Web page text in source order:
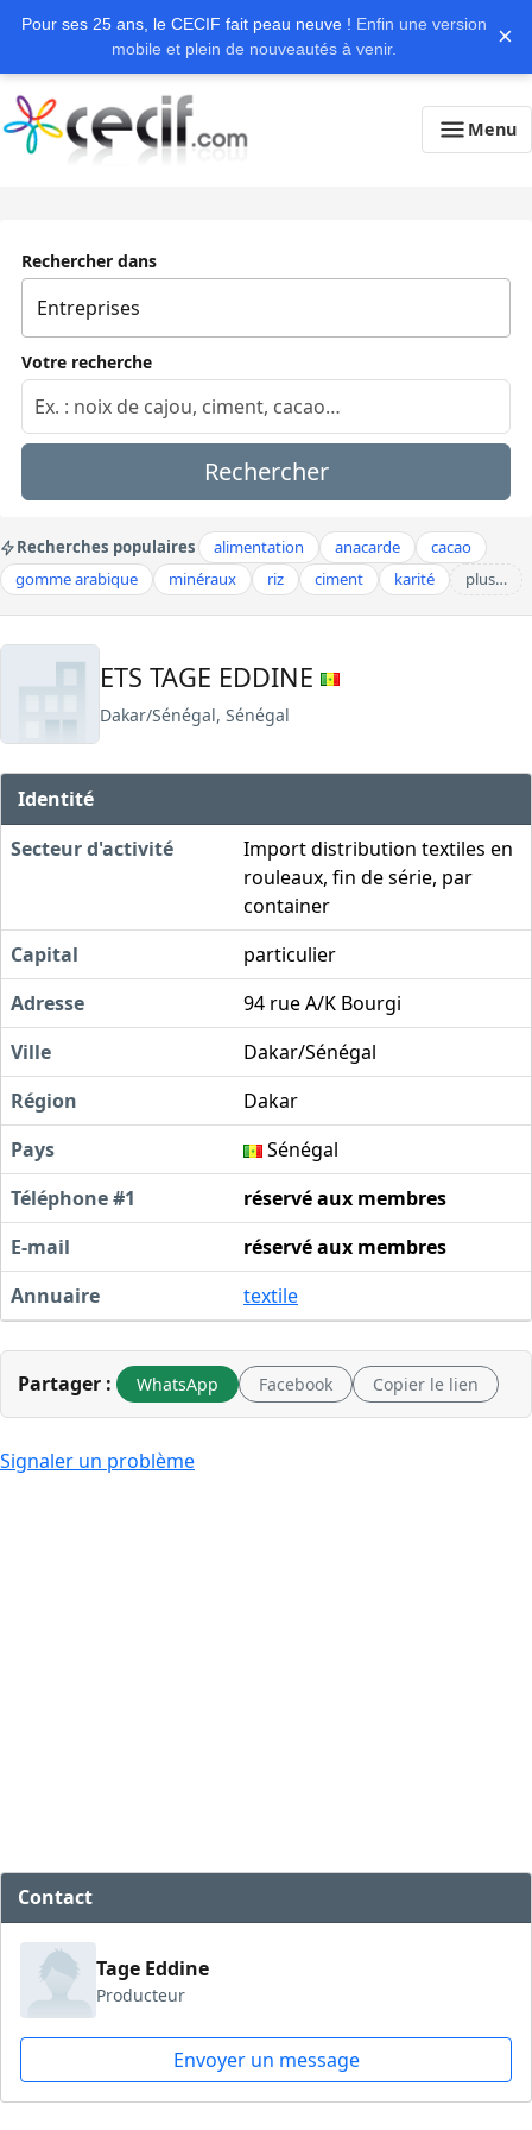
Pour ses 25 ans, le CECIF fait peau neuve ! Enfin une version
mobile et plein de nouveautés à venir.
×
Menu
Rechercher dans
Votre recherche
Rechercher
Recherches populaires alimentation anacarde
cacao
gomme arabique
minéraux riz ciment karité plus…
ETS TAGE EDDINE
Dakar/Sénégal, Sénégal
Identité
Secteur d'activité
Import distribution textiles en
rouleaux, fin de série, par
container
Capital
particulier
Adresse
94 rue A/K Bourgi
Ville
Dakar/Sénégal
Région
Dakar
Pays
Sénégal
Téléphone #1
réservé aux membres
E-mail
réservé aux membres
Annuaire
textile
Partager : WhatsApp Facebook Copier le lien
Signaler un problème
Contact
Tage Eddine
Producteur
Envoyer un message